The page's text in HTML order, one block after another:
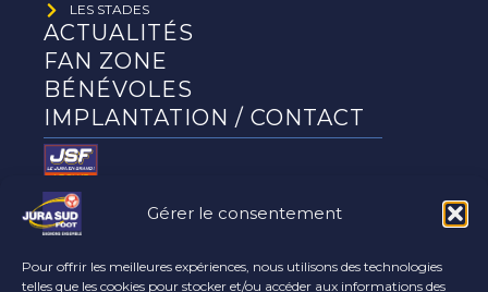
Gérer le consentement
Pour offrir les meilleures expériences, nous utilisons des technologies
telles que les cookies pour stocker et/ou accéder aux informations des
LES STADES
ACTUALITÉS
FAN ZONE
BÉNÉVOLES
IMPLANTATION / CONTACT
Le club
partenaires